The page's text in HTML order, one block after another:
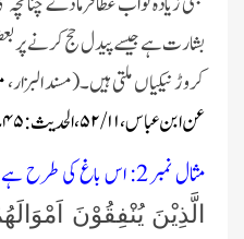
بشارت ہے جیسے پیدل حج کرنے پر
کروڑ نیکیاں ملتی ہیں۔(مسند البزار،
عن ابن عباس،۱۱ / ۵۲ ، الحدیث:
مثال نمبر 2: اس باغ کی طرح ہے جو ہرحال میں پھلتاہے:
الَّذِیْنَ یُنْفِقُوْنَ